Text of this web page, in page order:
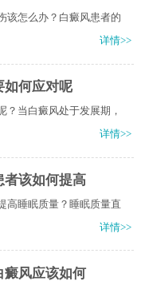
该怎么办？白癜风患者的
详情>>
如何应对呢
？当白癜风处于发展期，
详情>>
者该如何提高
高睡眠质量？睡眠质量直
详情>>
癜风应该如何